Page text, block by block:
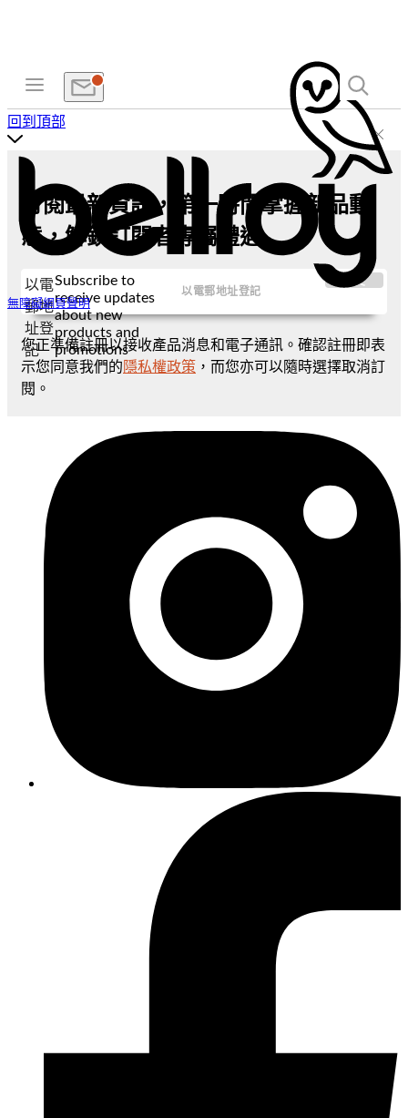
無障礙網頁聲明
回到頂部
訂閱最新資訊，第一時間掌握新品動
態，解鎖訂閱者專屬禮遇
以電
郵地
址登
記
Subscribe to
receive updates
about new
products and
promotions
提交
您正準備註冊以接收產品消息和電子通訊。確認註冊即表
示您同意我們的 隱私權政策 ，而您亦可以隨時選擇取消訂
閱。